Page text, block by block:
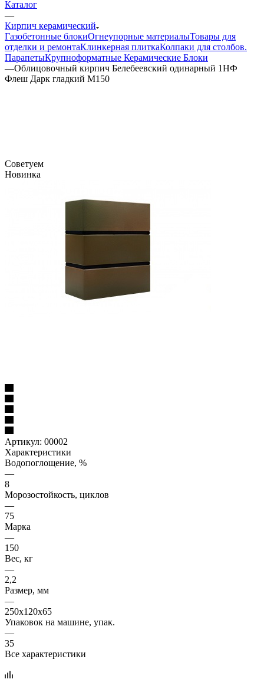
Каталог
—
Кирпич керамический
Газобетонные блокиОгнеупорные материалыТовары для
отделки и ремонтаКлинкерная плиткаКолпаки для столбов.
ПарапетыКрупноформатные Керамические Блоки
—Облицовочный кирпич Белебеевский одинарный 1НФ
Флеш Дарк гладкий М150
Советуем
Новинка
Артикул: 00002
Характеристики
Водопоглощение, %
—
8
Морозостойкость, циклов
—
75
Марка
—
150
Вес, кг
—
2,2
Размер, мм
—
250х120х65
Упаковок на машине, упак.
—
35
Все характеристики